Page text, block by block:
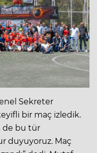
Sekreter
bir maç izledik.
de bu tür
duyuyoruz. Maç